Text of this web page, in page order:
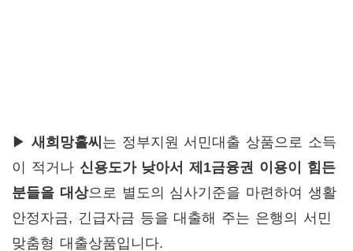
▶ 새희망홀씨 는 정부지원 서민대출 상품으로 소득
이 적거나 신용도가 낮아서 제1금융권 이용이 힘든
분들을 대상으로 별도의 심사기준을 마련하여 생활
안정자금, 긴급자금 등을 대출해 주는 은행의 서민
맞춤형 대출상품입니다.